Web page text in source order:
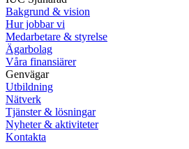
Bakgrund & vision
Hur jobbar vi
Medarbetare & styrelse
Ägarbolag
Våra finansiärer
Genvägar
Utbildning
Nätverk
Tjänster & lösningar
Nyheter & aktiviteter
Kontakta